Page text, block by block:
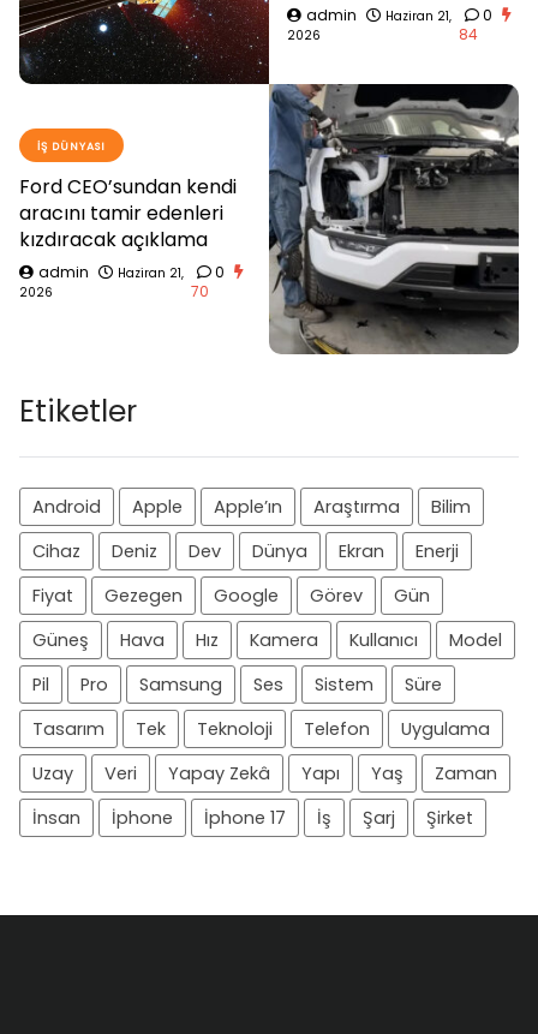
admin
Haziran 21,
2026
0
84
İŞ DÜNYASI
Ford CEO’sundan kendi
aracını tamir edenleri
kızdıracak açıklama
admin
Haziran 21,
2026
0
70
Etiketler
Android Apple Apple’ın Araştırma
Bilim
Cihaz
Deniz Dev Dünya Ekran
Enerji
Fiyat
Gezegen Google Görev
Gün
Güneş
Hava Hız Kamera Kullanıcı
Model
Pil
Pro Samsung Ses Sistem
Süre
Tasarım
Tek Teknoloji Telefon
Uygulama
Uzay
Veri Yapay Zekâ Yapı Yaş
Zaman
İnsan
İphone İphone 17 İş Şarj Şirket